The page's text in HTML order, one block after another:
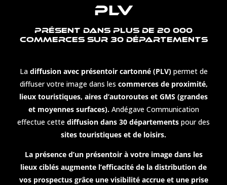
PLV
PRÉSENT DANS PLUS DE 20 000
COMMERCES SUR 30 DÉPARTEMENTS
La diffusion avec présentoir cartonné (PLV)permet de
diffuser votre image dans les commerces de proximité,
lieux touristiques, aires d’autoroutes et GMS (grandes
et moyennes surfaces).Andégave Communication
effectue cette diffusion dans 30 départements pour des
sites touristiques et de loisirs.
La présence d’un présentoirà votre image dans les
lieux ciblés augmente l’efficacité de la distribution de
vos prospectus grâce une visibilité accrue et une prise